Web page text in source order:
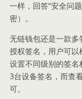
一样，回答“安全问
密）。
无链钱包还是一款
授权签名，用户可
设置不同级别的签
3台设备签名，而查
可。